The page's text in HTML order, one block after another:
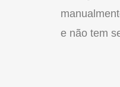
e não tem